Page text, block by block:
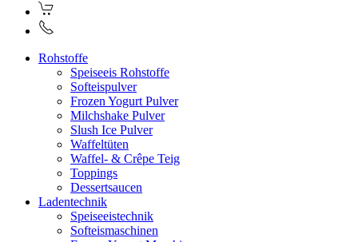
Rohstoffe
Speiseeis Rohstoffe
Softeispulver
Frozen Yogurt Pulver
Milchshake Pulver
Slush Ice Pulver
Waffeltüten
Waffel- & Crêpe Teig
Toppings
Dessertsaucen
Ladentechnik
Speiseeistechnik
Softeismaschinen